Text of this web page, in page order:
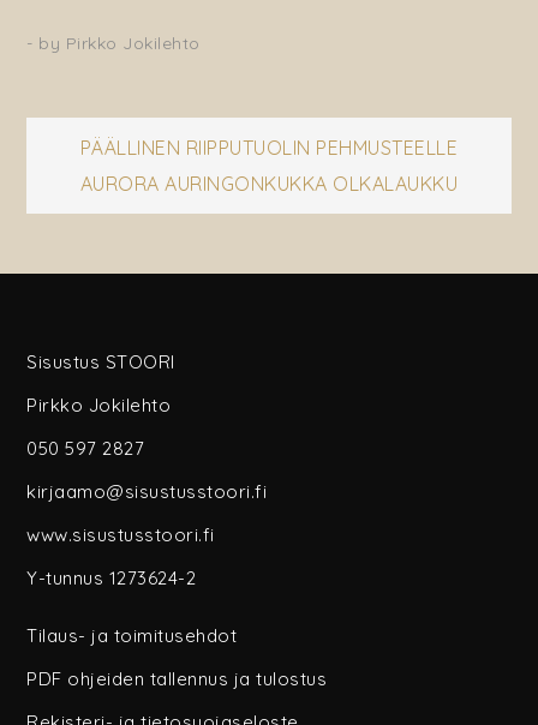
- by Pirkko Jokilehto
Artikkelien
selaus
PÄÄLLINEN RIIPPUTUOLIN PEHMUSTEELLE
AURORA AURINGONKUKKA OLKALAUKKU
Sisustus STOORI
Pirkko Jokilehto
050 597 2827
kirjaamo@sisustusstoori.fi
www.sisustusstoori.fi
Y-tunnus 1273624-2
Tilaus- ja toimitusehdot
PDF ohjeiden tallennus ja tulostus